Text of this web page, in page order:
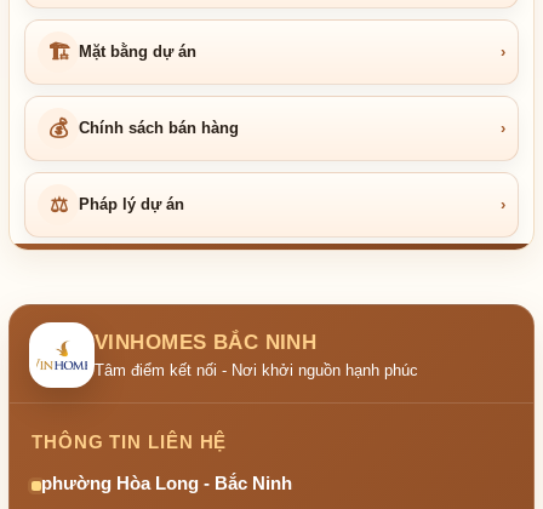
🏗 Mặt bằng dự án ›
💰 Chính sách bán hàng ›
⚖ Pháp lý dự án ›
VINHOMES BẮC NINH
Tâm điểm kết nối - Nơi khởi nguồn hạnh phúc
THÔNG TIN LIÊN HỆ
phường Hòa Long - Bắc Ninh